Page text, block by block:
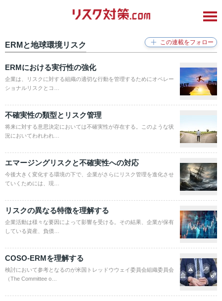
ERMと地球環境リスク
ERMにおける実行性の強化
企業は、リスクに対する組織の適切な行動を管理するためにオペレー
ショナルリスクとコ…
不確実性の類型とリスク管理
将来に対する意思決定においては不確実性が存在する。このような状
況においてわれわれ…
エマージングリスクと不確実性への対応
今後大きく変化する環境の下で、企業がさらにリスク管理を進化させ
ていくためには、現…
リスクの異なる特徴を理解する
企業活動は様々な要因によって影響を受ける。その結果、企業が保有
している資産、負債…
COSO-ERMを理解する
検討において参考となるのが米国トレッドウウェイ委員会組織委員会
（The Committee o…